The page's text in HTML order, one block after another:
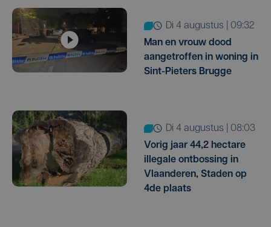
di 4 augustus | 09:32
Man en vrouw dood
aangetroffen in woning in
Sint-Pieters Brugge
di 4 augustus | 08:03
Vorig jaar 44,2 hectare
illegale ontbossing in
Vlaanderen, Staden op
4de plaats